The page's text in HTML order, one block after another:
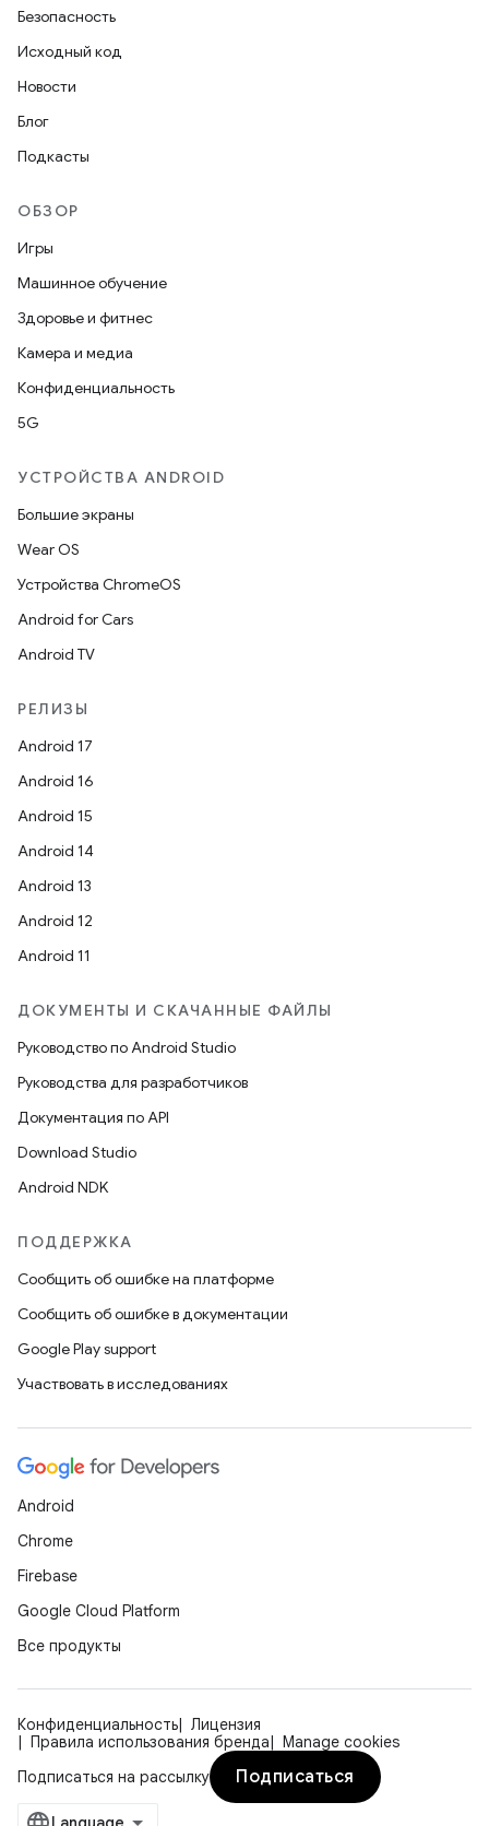
Безопасность
Исходный код
Новости
Блог
Подкасты
ОБЗОР
Игры
Машинное обучение
Здоровье и фитнес
Камера и медиа
Конфиденциальность
5G
УСТРОЙСТВА ANDROID
Большие экраны
Wear OS
Устройства ChromeOS
Android for Cars
Android TV
РЕЛИЗЫ
Android 17
Android 16
Android 15
Android 14
Android 13
Android 12
Android 11
ДОКУМЕНТЫ И СКАЧАННЫЕ ФАЙЛЫ
Руководство по Android Studio
Руководства для разработчиков
Документация по API
Download Studio
Android NDK
ПОДДЕРЖКА
Сообщить об ошибке на платформе
Сообщить об ошибке в документации
Google Play support
Участвовать в исследованиях
Android
Chrome
Firebase
Google Cloud Platform
Все продукты
Конфиденциальность
Лицензия
Правила использования бренда
Manage cookies
Подписаться на рассылку
Подписаться